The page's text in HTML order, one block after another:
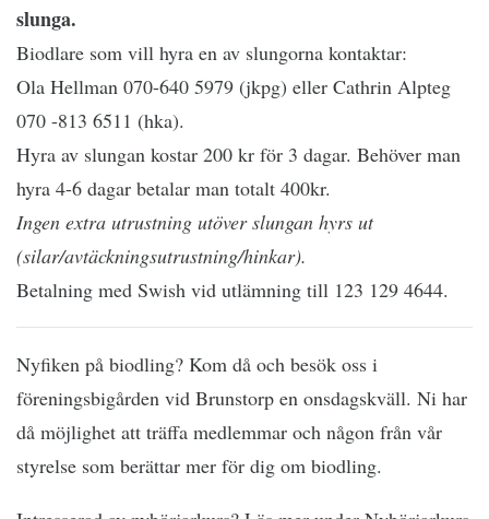
slunga.
Biodlare som vill hyra en av slungorna kontaktar:
Ola Hellman 070-640 5979 (jkpg) eller Cathrin Alpteg
070 -813 6511 (hka).
Hyra av slungan kostar 200 kr för 3 dagar. Behöver man
hyra 4-6 dagar betalar man totalt 400kr.
Ingen extra utrustning utöver slungan hyrs ut
(silar/avtäckningsutrustning/hinkar).
Betalning med Swish vid utlämning till 123 129 4644.
Nyfiken på biodling? Kom då och besök oss i
föreningsbigården vid Brunstorp en onsdagskväll. Ni har
då möjlighet att träffa medlemmar och någon från vår
styrelse som berättar mer för dig om biodling.